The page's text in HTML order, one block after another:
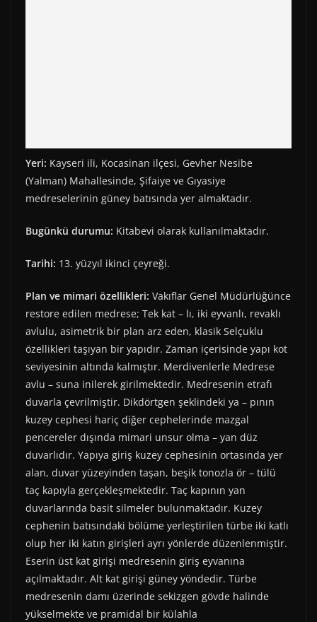
Yeri: Kayseri ili, Kocasinan ilçesi, Gevher Nesibe
(Yalman) Mahallesinde, Şifaiye ve Gıyasiye
medreselerinin güney batısında yer almaktadır.
Bugünkü durumu: Kitabevi olarak kullanılmaktadır.
Tarihi: 13. yüzyıl ikinci çeyreği.
Plan ve mimari özellikleri: Vakıflar Genel Müdürlüğünce
restore edilen medrese; Tek kat – lı, iki eyvanlı, revaklı
avlulu, asimetrik bir plan arz eden, klasik Selçuklu
özellikleri taşıyan bir yapıdır. Zaman içerisinde yapı kot
seviyesinin altında kalmıştır. Merdivenlerle Medrese
avlu – suna inilerek girilmektedir. Medresenin etrafı
duvarla çevrilmiştir. Dikdörtgen şeklindeki ya – pının
kuzey cephesi hariç diğer cephelerinde mazgal
pencereler dışında mimari unsur olma – yan düz
duvarlıdır. Yapıya giriş kuzey cephesinin ortasında yer
alan, duvar yüzeyinden taşan, beşik tonozla ör – tülü
taç kapıyla gerçekleşmektedir. Taç kapının yan
duvarlarında basit silmeler bulunmaktadır. Kuzey
cephenin batısındaki bölüme yerleştirilen türbe iki katlı
olup her iki katın girişleri ayrı yönlerde düzenlenmiştir.
Eserin üst kat girişi medresenin giriş eyvanına
açılmaktadır. Alt kat girişi güney yöndedir. Türbe
medresenin damı üzerinde sekizgen gövde halinde
yükselmekte ve pramidal bir külahla